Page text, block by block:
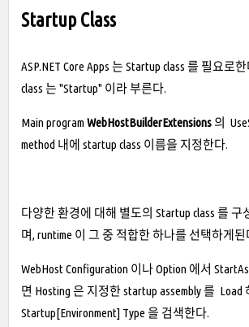
Startup Class
ASP.NET Core Apps 는 Startup class 를 필요로한
class 는 "Startup" 이라 부른다.
Main program WebHostBuilderExtensions 의
method 내에 startup class 이름을 지정한다.
다양한 환경에 대해 별도의 Startup class 를
며, runtime 이 그 중 적합한 하나를 선택하게된
WebHost Configuration 이나 Option 에서
면 Hosting 은 지정한 startup assembly 를 Load
Startup[Environment] Type 을 검색한다.